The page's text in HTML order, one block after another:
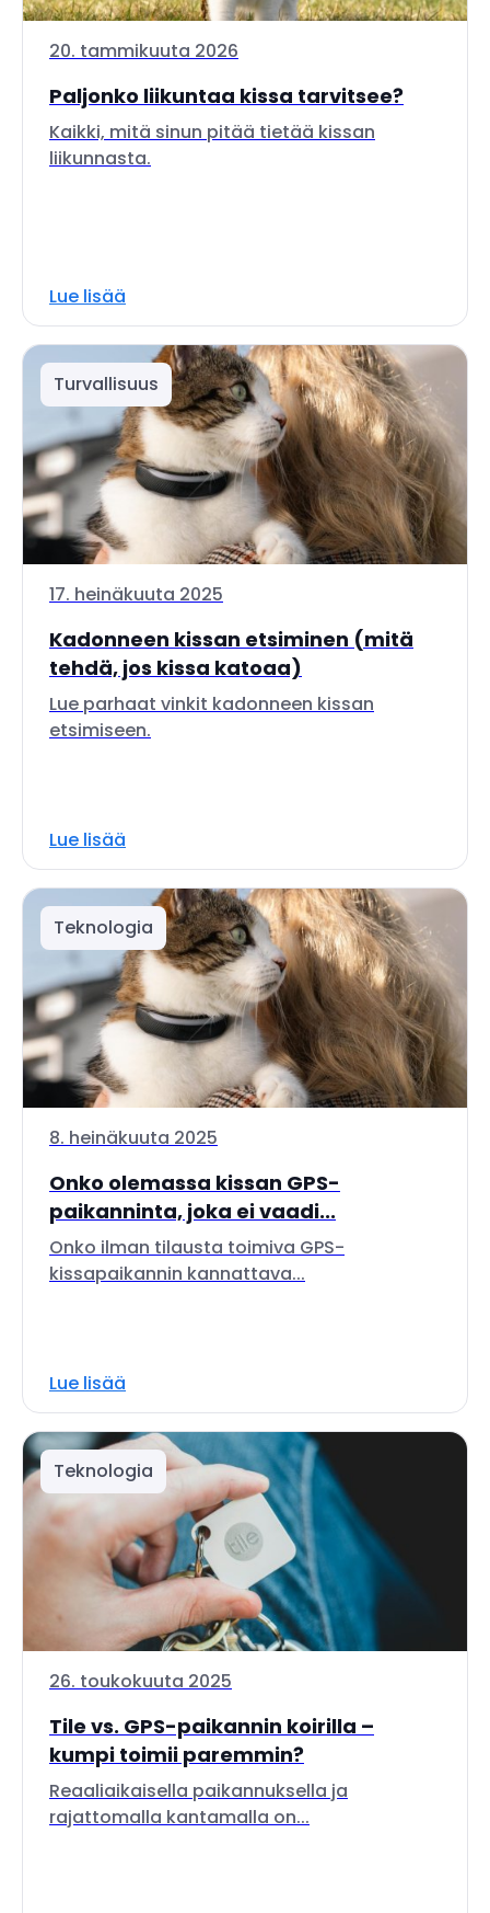
20. tammikuuta 2026
Paljonko liikuntaa kissa tarvitsee?
Kaikki, mitä sinun pitää tietää kissan
liikunnasta.
Lue lisää
Turvallisuus
17. heinäkuuta 2025
Kadonneen kissan etsiminen (mitä
tehdä, jos kissa katoaa)
Lue parhaat vinkit kadonneen kissan
etsimiseen.
Lue lisää
Teknologia
8. heinäkuuta 2025
Onko olemassa kissan GPS-
paikanninta, joka ei vaadi...
Onko ilman tilausta toimiva GPS-
kissapaikannin kannattava...
Lue lisää
Teknologia
26. toukokuuta 2025
Tile vs. GPS-paikannin koirilla –
kumpi toimii paremmin?
Reaaliaikaisella paikannuksella ja
rajattomalla kantamalla on...